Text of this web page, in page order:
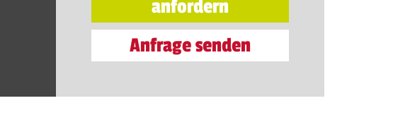
anfordern
Anfrage senden